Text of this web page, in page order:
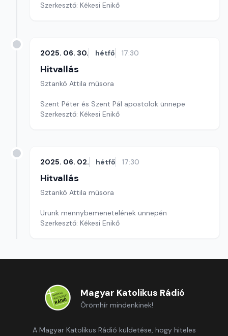
Szerkesztő: Kékesi Enikő
2025. 06. 30. hétfő 17:30
Hitvallás
Sztankó Attila műsora
Szent Péter és Szent Pál apostolok ünnepe
Szerkesztő: Kékesi Enikő
2025. 06. 02. hétfő 17:30
Hitvallás
Sztankó Attila műsora
Urunk mennybemenetelének ünnepén
Szerkesztő: Kékesi Enikő
Magyar Katolikus Rádió
Örömhír mindenkinek!
A Magyar Katolikus Rádió küldetése, hogy hiteles